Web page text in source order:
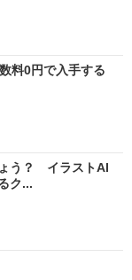
料0円で入手する
う？ イラストAI
ク...